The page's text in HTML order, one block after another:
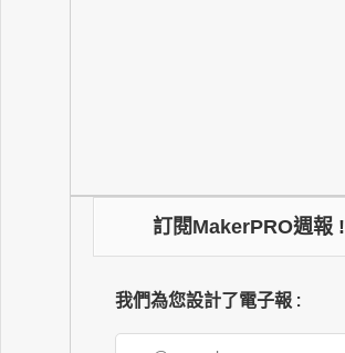
訂閱MakerPRO週報 !
我們為您設計了電子報 :